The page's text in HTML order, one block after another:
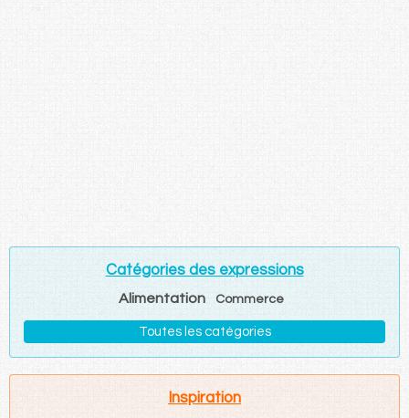
Catégories des expressions
Alimentation Commerce
Toutes les catégories
Inspiration